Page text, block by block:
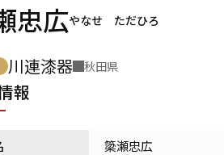
忠広やなせ ただひろ
川連漆器 秋田県
報
簗瀬忠広